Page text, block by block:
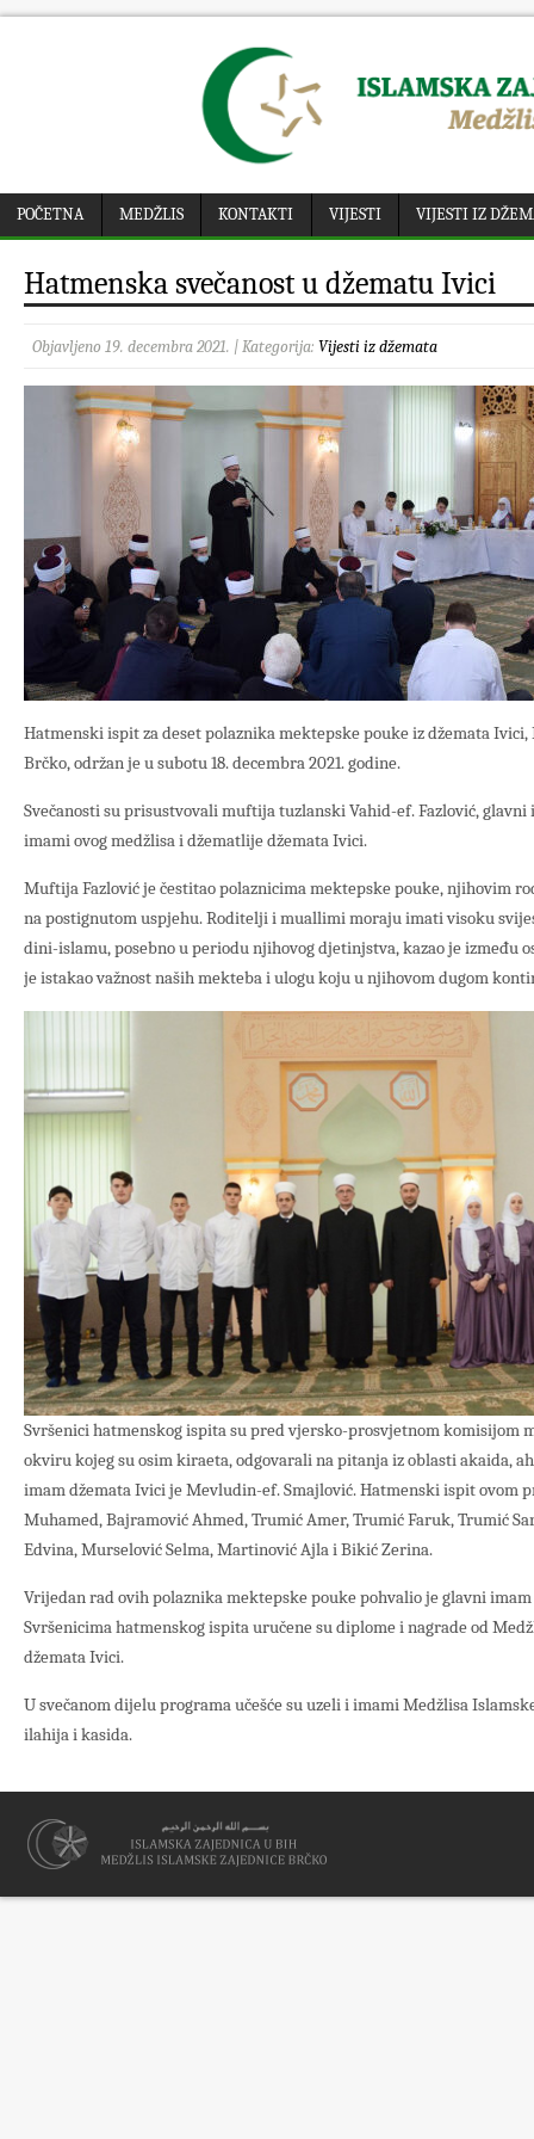
POČETNA MEDŽLIS KONTAKTI VIJESTI VIJESTI IZ
Hatmenska svečanost u džematu Ivici
Objavljeno 19. decembra 2021. | Kategorija: Vijesti iz džemata
Hatmenski ispit za deset polaznika mektepske pouke iz džemata
Brčko, održan je u subotu 18. decembra 2021. godine.
Svečanosti su prisustvovali muftija tuzlanski Vahid-ef. Fazlović, glavni
imami ovog medžlisa i džematlije džemata Ivici.
Muftija Fazlović je čestitao polaznicima mektepske pouke, njihovim
na postignutom uspjehu. Roditelji i muallimi moraju imati visoku
dini-islamu, posebno u periodu njihovog djetinjstva, kazao je između
je istakao važnost naših mekteba i ulogu koju u njihovom dugom
Svršenici hatmenskog ispita su pred vjersko-prosvjetnom komisijom
okviru kojeg su osim kiraeta, odgovarali na pitanja iz oblasti akaida,
imam džemata Ivici je Mevludin-ef. Smajlović. Hatmenski ispit ovom
Muhamed, Bajramović Ahmed, Trumić Amer, Trumić Faruk, Trumić
Edvina, Murselović Selma, Martinović Ajla i Bikić Zerina.
Vrijedan rad ovih polaznika mektepske pouke pohvalio je glavni
Svršenicima hatmenskog ispita uručene su diplome i nagrade od
džemata Ivici.
U svečanom dijelu programa učešće su uzeli i imami Medžlisa
ilahija i kasida.